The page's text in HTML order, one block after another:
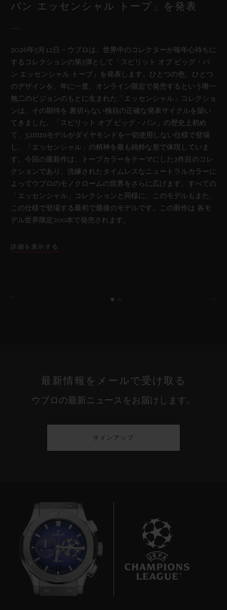
バン エッセンシャル トープ」を発表
2026年5月12日 – ウブロは、世界中のコレクターが毎年心待ちに
するコレクションの第5弾として「スピリット オブ ビッグ・バ
ン エッセンシャル トープ」を発表します。ひとつの色、ひとつ
のデザインを、年に一度、オンライン限定で発売するという唯一
無二のビジョンのもとに生まれた「エッセンシャル」コレクショ
ンは、その期待を 裏切らない独自の正確な発表サイクルを築い
てきました。「スピリット オブ ビッグ・バン」の歴史上初め
て、32mmモデルがダイヤモンドを一切使用しない仕様で登場
し、「エッセンシャル」の精神を最も純粋な形で体現していま
す。今回の最新作は、トープカラーをテーマにした2作目のコレ
クションであり、洗練されたタイムレスなニュートラルカラーに
よってウブロのモノクロームの世界をさらに広げます。すべての
「エッセンシャル」コレクションと同様に、このモデルもまた、
この仕様で登場する最初で最後のモデルです。この新作は 各モ
デル世界限定200本で発売されます。
詳細を表示する
最新情報をメールで受け取る
ウブロの最新ニュースをお届けします。
サインアップ